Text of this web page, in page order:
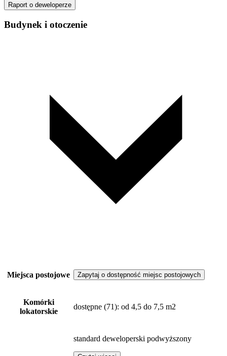
Raport o deweloperze
Budynek i otoczenie
Miejsca postojowe Zapytaj o dostępność miejsc postojowych
Komórki
lokatorskie
dostępne (71): od 4,5 do 7,5 m2
standard deweloperski podwyższony